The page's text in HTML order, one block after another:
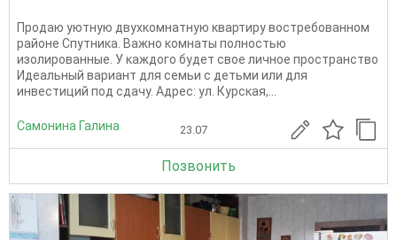
Продаю уютную двухкомнатную квартиру востребованном
районе Спутника. Важно комнаты полностью
изолированные. У каждого будет свое личное пространство
Идеальный вариант для семьи с детьми или для
инвестиций под сдачу. Адрес: ул. Курская,...
Самонина Галина 23.07
Позвонить